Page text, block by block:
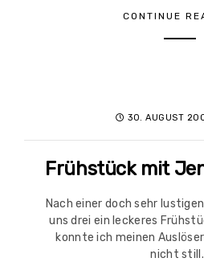
CONTINUE
30. AUGUST
Frühstück mit
Nach einer doch sehr
uns drei ein leckeres
konnte ich meinen
nicht